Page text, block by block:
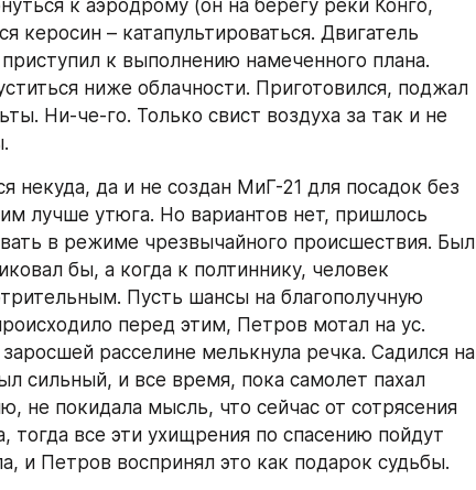
к аэродрому (он на берегу реки Конго,
керосин – катапультироваться. Двигатель
к выполнению намеченного плана.
ниже облачности. Приготовился, поджал
Ни-че-го. Только свист воздуха за так и не
некуда, да и не создан МиГ-21 для посадок без
лучше утюга. Но вариантов нет, пришлось
в режиме чрезвычайного происшествия. Был
бы, а когда к полтиннику, человек
Пусть шансы на благополучную
перед этим, Петров мотал на ус.
расселине мелькнула речка. Садился на
сильный, и все время, пока самолет пахал
не покидала мысль, что сейчас от сотрясения
тогда все эти ухищрения по спасению пойдут
и Петров воспринял это как подарок судьбы.